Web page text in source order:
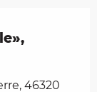
46320